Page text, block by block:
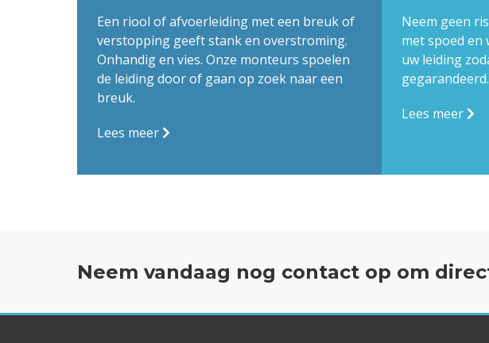
Een riool of afvoerleiding met een breuk of
verstopping geeft stank en overstroming.
Onhandig en vies. Onze monteurs spoelen
de leiding door of gaan op zoek naar een
breuk.
Lees meer
Neem geen
met spoed
uw leiding
gegarandeerd.
Lees meer
Neem vandaag nog contact op om